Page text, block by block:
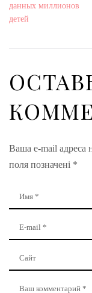
данных миллионов
детей
Ваша e-mail адреса
поля позначені *